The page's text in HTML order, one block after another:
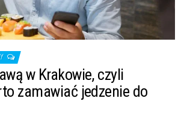
w Krakowie, czyli
zamawiać jedzenie do